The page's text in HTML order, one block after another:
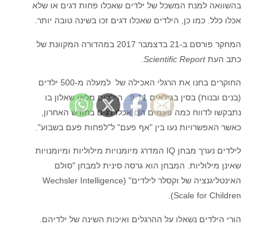
בהשוואה למנת המשכל של ילדים שאכלו פחות דגים או שלא
אכלו כלל. כמו כן, הילדים שאכלו דגים זכו בשינה טובה יותר.
המחקר פורסם ב-21 בדצמבר 2017 במהדורה המקוונת של
כתב העתScientific Report
.
החוקרים בחנו את הרגלי האכילה של למעלה מ-500 ילדים
(בנים ובנות) בסין בגילאים 9-11. הילדים מלאו שאלון בו
נתבקשו לדווח כמה פעמים הם אכלו דגים בחודש האחרון,
כאשר האפשרויות נעו בין "אף פעם" ל"לפחות פעם בשבוע".
לילדים נערך מבחן IQ המדרג מיומנויות מילוליות ומיומנויות
שאינן מילוליות. המבחן הוא גרסה סינית למבחן "סולם
האינטליגנציה של וקסלר לילדים" (Wechsler Intelligence
Scale for Children).
הורי הילדים נשאלו על ההרגלים ואיכות השינה של ילדיהם.